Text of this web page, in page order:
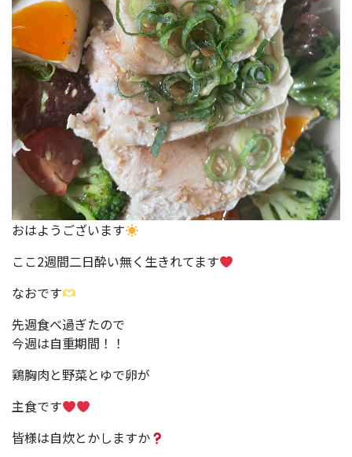
おはようございます
ここ2週間二日酔い無く生きれてます
なおです
先週食べ過ぎたので
今週は自重期間！！
鶏胸肉と野菜とゆで卵が
主食です
皆様は自炊とかしますか